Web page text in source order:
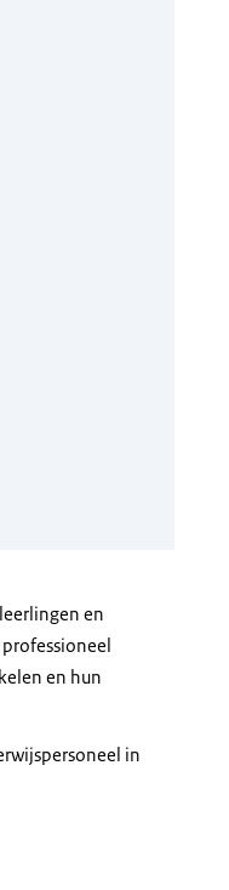
en
en hun
in